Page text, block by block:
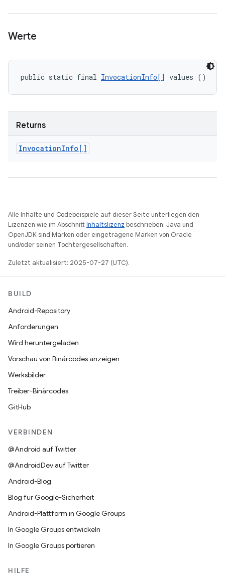
Werte
public static final InvocationInfo[] values ()
Returns
InvocationInfo[]
Alle Inhalte und Codebeispiele auf dieser Seite unterliegen den
Lizenzen wie im AbschnittInhaltslizenz beschrieben. Java und
OpenJDK sind Marken oder eingetragene Marken von Oracle
und/oder seinen Tochtergesellschaften.
Zuletzt aktualisiert: 2025-07-27 (UTC).
BUILD
Android-Repository
Anforderungen
Wird heruntergeladen
Vorschau von Binärcodes anzeigen
Werksbilder
Treiber-Binärcodes
GitHub
VERBINDEN
@Android auf Twitter
@AndroidDev auf Twitter
Android-Blog
Blog für Google-Sicherheit
Android-Plattform in Google Groups
In Google Groups entwickeln
In Google Groups portieren
HILFE